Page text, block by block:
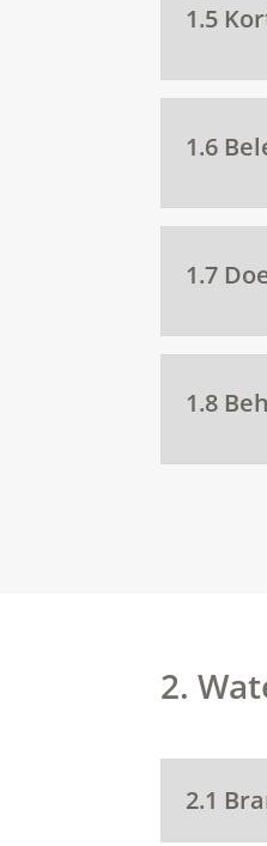
1.5
1.6
1.7
1.8
2.
2.1